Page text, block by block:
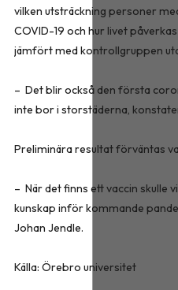
vilken utsträckning personer
COVID-19 och hur livet
jämfört med kontrollgruppen
– Det blir också den första
inte bor i storstäderna,
Preliminära resultat förväntas
– När det finns ett vaccin skulle
kunskap inför kommande
Johan Jendle.
Källa: Örebro universitet